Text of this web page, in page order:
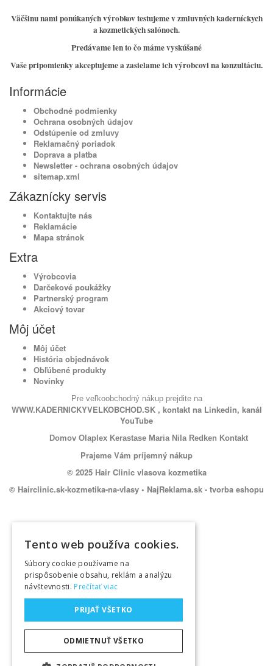
Väčšinu nami ponúkaných výrobkov testujeme v zmluvných kaderníckych
a kozmetických salónoch.
Predávame len to čo máme vyskúšané
Vaše pripomienky akceptujeme a zasielame ich výrobcovi na konzultáciu.
Informácie
Obchodné podmienky
Ochrana osobných údajov
Odstúpenie od zmluvy
Reklamačný poriadok
Doprava a platba
Newsletter - ochrana osobných údajov
sitemap.xml
Zákaznícky servis
Kontaktujte nás
Reklamácie
Mapa stránok
Extra
Výrobcovia
Darčekové poukážky
Partnerský program
Akciový tovar
Môj účet
Môj účet
História objednávok
Obľúbené produkty
Novinky
Pre veľkoobchodný nákup prejdite na
WWW.KADERNICKYVELKOBCHOD.SK , kontakt na Linkedin, kanál
YouTube
Domov Olaplex Kerastase Maria Nila Redken Kontakt
Prajeme Vám príjemný nákup
© 2025 Hair Clinic vlasova kozmetika
© Hairclinic.sk-kozmetika-na-vlasy • NajReklama.sk - tvorba eshopu
Tento web používa cookies.
Súbory cookie používame na
prispôsobenie obsahu, reklám a analýzu
návštevnosti. Prečítať viac
PRIJAŤ VŠETKO
ODMIETNUŤ VŠETKO